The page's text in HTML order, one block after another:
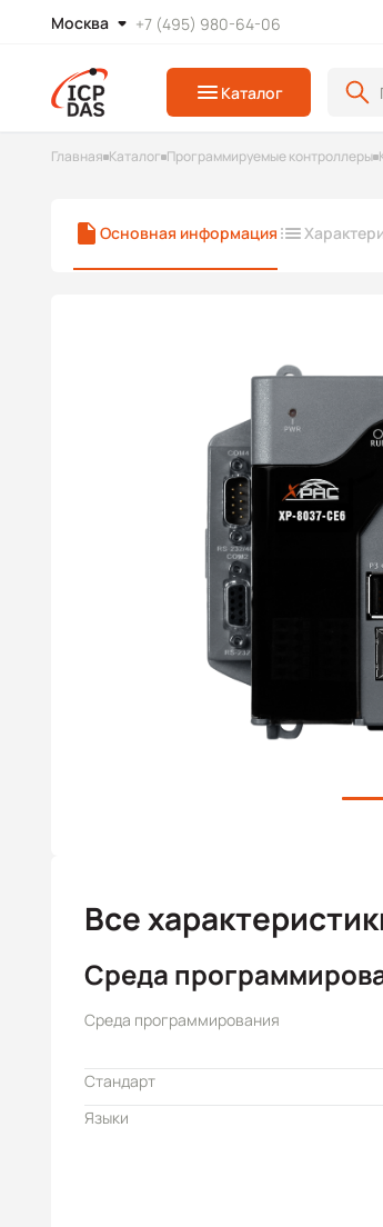
Москва +7 (495) 980-64-06
Каталог
Главная Каталог Программируемые контроллеры
Основная информация
Все
Среда
Среда программирования
Стандарт
Языки